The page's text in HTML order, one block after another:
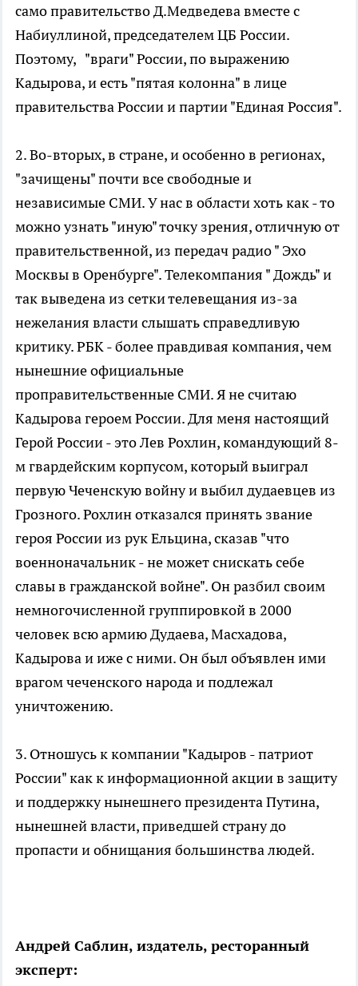
само правительство Д.Медведева вместе с
Набиуллиной, председателем ЦБ России.
Поэтому, "враги" России, по выражению
Кадырова, и есть "пятая колонна" в лице
правительства России и партии "Единая Россия".
2. Во-вторых, в стране, и особенно в регионах,
"зачищены" почти все свободные и
независимые СМИ. У нас в области хоть как - то
можно узнать "иную" точку зрения, отличную от
правительственной, из передач радио " Эхо
Москвы в Оренбурге". Телекомпания " Дождь" и
так выведена из сетки телевещания из-за
нежелания власти слышать справедливую
критику. РБК - более правдивая компания, чем
нынешние официальные
проправительственные СМИ. Я не считаю
Кадырова героем России. Для меня настоящий
Герой России - это Лев Рохлин, командующий 8-
м гвардейским корпусом, который выиграл
первую Чеченскую войну и выбил дудаевцев из
Грозного. Рохлин отказался принять звание
героя России из рук Ельцина, сказав "что
военноначальник - не может снискать себе
славы в гражданской войне". Он разбил своим
немногочисленной группировкой в 2000
человек всю армию Дудаева, Масхадова,
Кадырова и иже с ними. Он был объявлен ими
врагом чеченского народа и подлежал
уничтожению.
3. Отношусь к компании "Кадыров - патриот
России" как к информационной акции в защиту
и поддержку нынешнего президента Путина,
нынешней власти, приведшей страну до
пропасти и обнищания большинства людей.
Андрей Саблин, издатель, ресторанный
эксперт: